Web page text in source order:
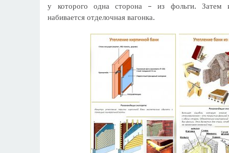
у которого одна сторона – из фольги. Затем
набивается отделочная вагонка.